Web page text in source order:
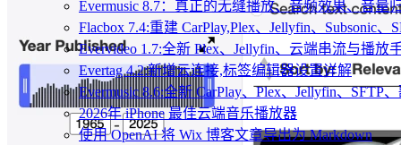
Evermusic 8.7：真正的无缝播放、音频效果、音量
Flacbox 7.4:重建 CarPlay,Plex、Jellyfin、Subsonic、
Evervideo 1.7:全新 Plex、Jellyfin、云端串流与播放
Evertag 4.2:新增云连接,标签编辑器设置详解
Evermusic 8.6:全新 CarPlay、Plex、Jellyfin、SFTP
2026年 iPhone 最佳云端音乐播放器
使用 OpenAI 将 Wix 博客文章导出为 Markdown